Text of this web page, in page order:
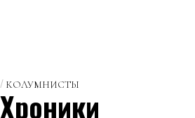
КОЛУМНИСТЫ
Хроники